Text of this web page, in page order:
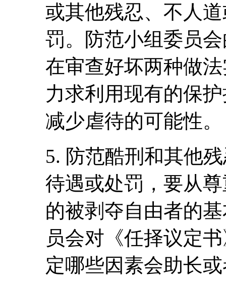
或其他残忍、不人
罚。防范小组委员
在审查好坏两种做
力求利用现有的保
减少虐待的可能性。
5. 防范酷刑和其他
待遇或处罚，要从
的被剥夺自由者的
员会对《任择议定
定哪些因素会助长